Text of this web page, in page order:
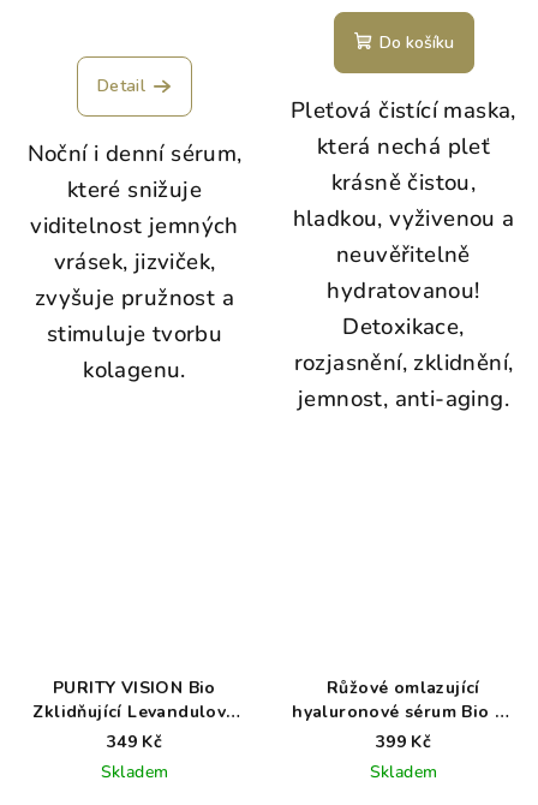
Detail
Noční i denní sérum,
které snižuje
viditelnost jemných
vrásek, jizviček,
zvyšuje pružnost a
stimuluje tvorbu
kolagenu.
Do košíku
Pleťová čistící maska,
která nechá pleť
krásně čistou,
hladkou, vyživenou a
neuvěřitelně
hydratovanou!
Detoxikace,
rozjasnění, zklidnění,
jemnost, anti-aging.
PURITY VISION Bio
Zklidňující Levandulové
hyaluronové sérum 50 ml
349 Kč
Skladem
Růžové omlazující
hyaluronové sérum Bio 50
ml
399 Kč
Skladem